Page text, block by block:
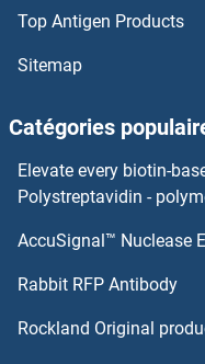
Top Antigen Products
Sitemap
Catégories
Elevate every biotin-
Polystreptavidin -
AccuSignal™ Nuclease
Rabbit RFP Antibody
Rockland Original